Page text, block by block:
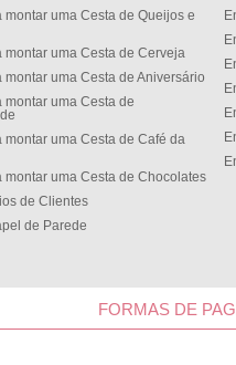
montar uma Cesta de Queijos e
montar uma Cesta de Cerveja
montar uma Cesta de Aniversário
montar uma Cesta de
montar uma Cesta de Café da
montar uma Cesta de Chocolates
de Clientes
de Parede
FORMAS DE